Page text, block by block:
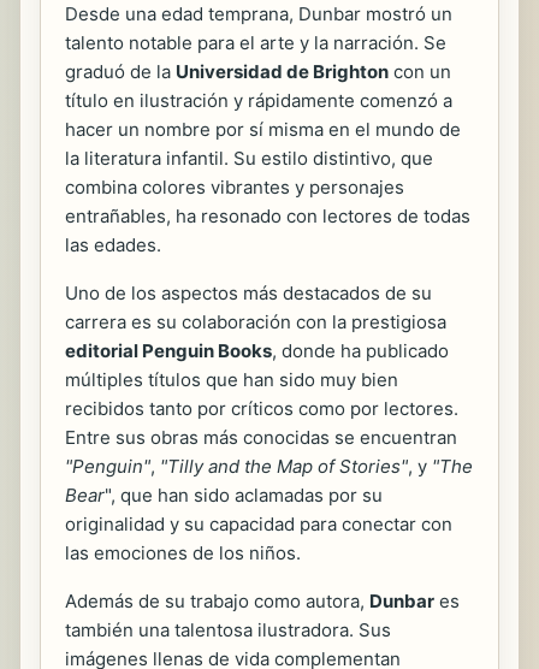
Desde una edad temprana, Dunbar mostró un
talento notable para el arte y la narración. Se
graduó de la Universidad de Brighton con un
título en ilustración y rápidamente comenzó a
hacer un nombre por sí misma en el mundo de
la literatura infantil. Su estilo distintivo, que
combina colores vibrantes y personajes
entrañables, ha resonado con lectores de todas
las edades.
Uno de los aspectos más destacados de su
carrera es su colaboración con la prestigiosa
editorial Penguin Books, donde ha publicado
múltiples títulos que han sido muy bien
recibidos tanto por críticos como por lectores.
Entre sus obras más conocidas se encuentran
"Penguin", "Tilly and the Map of Stories", y "The
Bear", que han sido aclamadas por su
originalidad y su capacidad para conectar con
las emociones de los niños.
Además de su trabajo como autora, Dunbar es
también una talentosa ilustradora. Sus
imágenes llenas de vida complementan